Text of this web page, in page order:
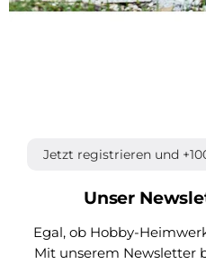
Jetzt registrieren und
Unser
Egal, ob Hobby-
Mit unserem Newsletter